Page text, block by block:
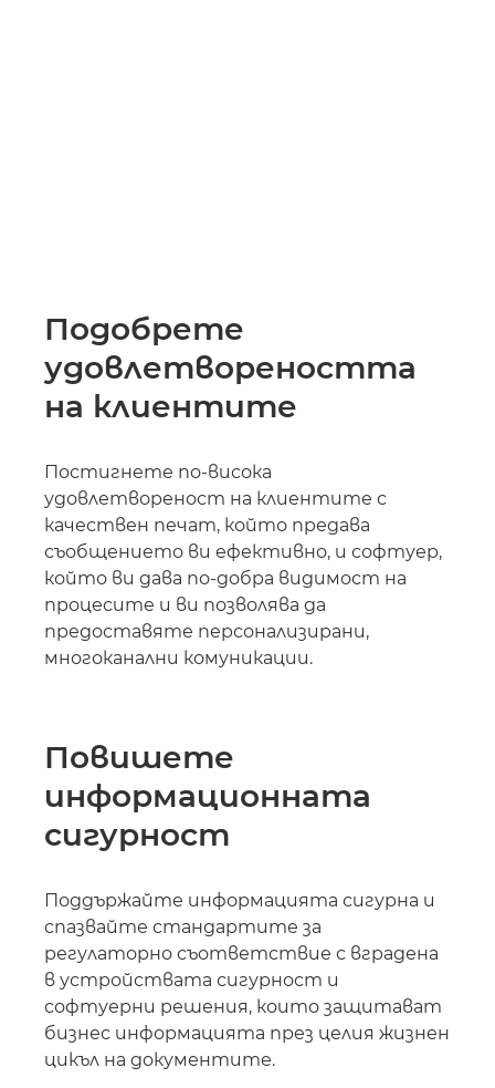
Подобрете
удовлетвореността
на клиентите
Постигнете по-висока
удовлетвореност на клиентите с
качествен печат, който предава
съобщението ви ефективно, и софтуер,
който ви дава по-добра видимост на
процесите и ви позволява да
предоставяте персонализирани,
многоканални комуникации.
Повишете
информационната
сигурност
Поддържайте информацията сигурна и
спазвайте стандартите за
регулаторно съответствие с вградена
в устройствата сигурност и
софтуерни решения, които защитават
бизнес информацията през целия жизнен
цикъл на документите.